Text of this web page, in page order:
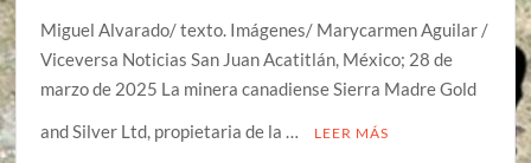
Miguel Alvarado/ texto. Imágenes/ Marycarmen Aguilar /
Viceversa Noticias San Juan Acatitlán, México; 28 de
marzo de 2025 La minera canadiense Sierra Madre Gold
and Silver Ltd, propietaria de la …
LEER MÁS